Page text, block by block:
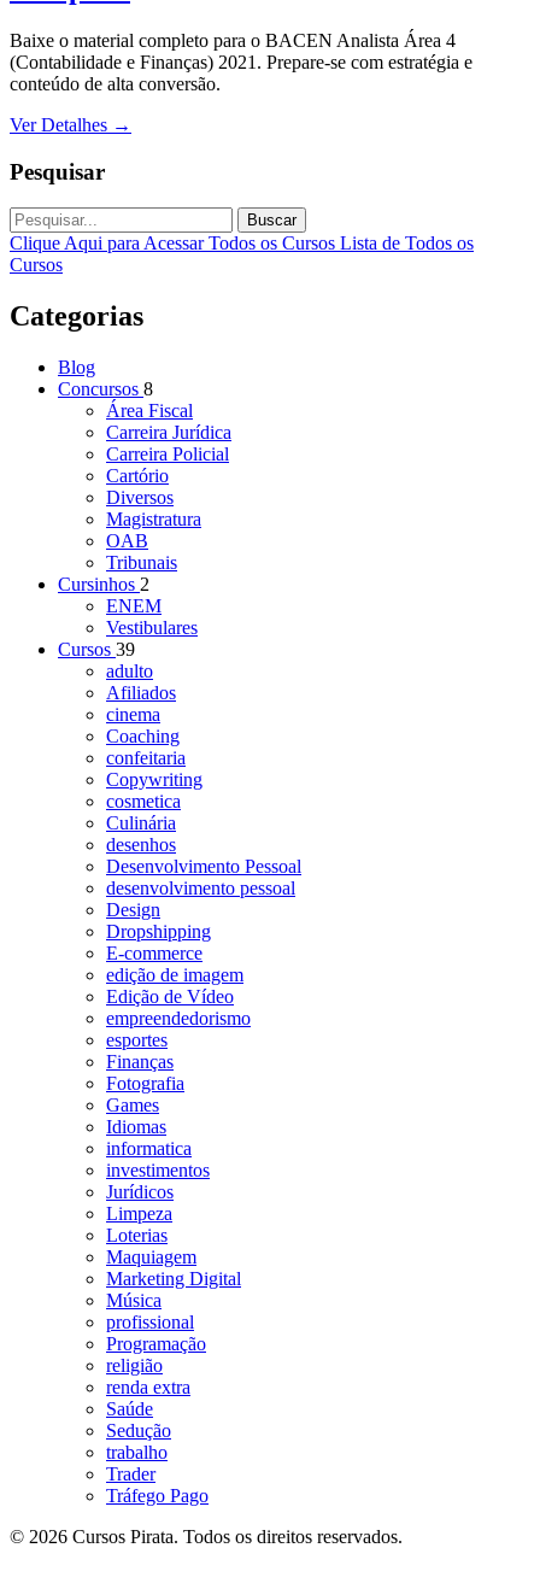
Baixe o material completo para o BACEN Analista Área 4
(Contabilidade e Finanças) 2021. Prepare-se com estratégia e
conteúdo de alta conversão.
Ver Detalhes →
Pesquisar
Buscar
Clique Aqui para Acessar Todos os Cursos Lista de Todos os
Cursos
Categorias
Blog
Concursos 8
Área Fiscal
Carreira Jurídica
Carreira Policial
Cartório
Diversos
Magistratura
OAB
Tribunais
Cursinhos 2
ENEM
Vestibulares
Cursos 39
adulto
Afiliados
cinema
Coaching
confeitaria
Copywriting
cosmetica
Culinária
desenhos
Desenvolvimento Pessoal
desenvolvimento pessoal
Design
Dropshipping
E-commerce
edição de imagem
Edição de Vídeo
empreendedorismo
esportes
Finanças
Fotografia
Games
Idiomas
informatica
investimentos
Jurídicos
Limpeza
Loterias
Maquiagem
Marketing Digital
Música
profissional
Programação
religião
renda extra
Saúde
Sedução
trabalho
Trader
Tráfego Pago
© 2026 Cursos Pirata. Todos os direitos reservados.